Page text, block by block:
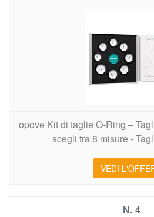
opove Kit di taglie O-Ring –
scegli tra 8 misure -
VEDI
4